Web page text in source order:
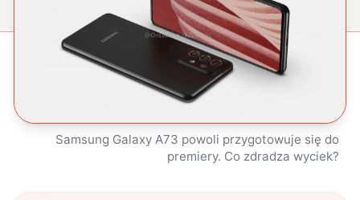
Samsung Galaxy A73 powoli przygotowuje się do
premiery. Co zdradza wyciek?